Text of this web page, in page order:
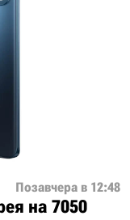
Позавчера в 12:48
на 7050